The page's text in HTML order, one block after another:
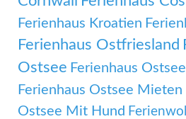
Ferienhaus Kroatien
Ferienhaus Ostfriesland
Ostsee Ferienhaus
Ferienhaus Ostsee Mieten
Ostsee Mit Hund